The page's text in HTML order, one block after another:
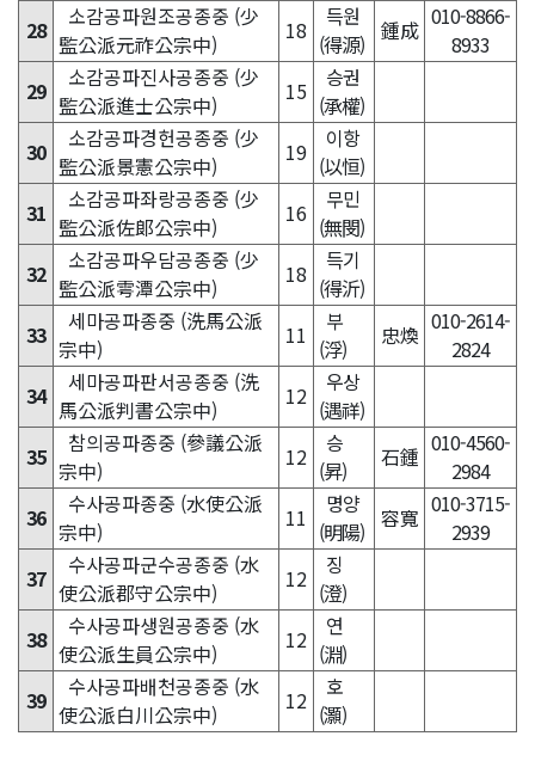
28
소감공파원조공종중 (少
監公派元祚公宗中)
18
득원
(得源) 鍾成 010-8866-
8933
29
소감공파진사공종중 (少
監公派進士公宗中)
15
승권
(承權)
30
소감공파경헌공종중 (少
監公派景憲公宗中)
19
이항
(以恒)
31
소감공파좌랑공종중 (少
監公派佐郞公宗中)
16
무민
(無閔)
32
소감공파우담공종중 (少
監公派雩潭公宗中)
18
득기
(得沂)
33
세마공파종중 (洗馬公派
宗中)
11
부
(浮)
忠煥 010-2614-
2824
34
세마공파판서공종중 (洗
馬公派判書公宗中)
12
우상
(遇祥)
35
참의공파종중 (參議公派
宗中)
12
승
(昇)
石鍾 010-4560-
2984
36
수사공파종중 (水使公派
宗中)
11
명양
(明陽) 容寬 010-3715-
2939
37
수사공파군수공종중 (水
使公派郡守公宗中)
12
징
(澄)
38
수사공파생원공종중 (水
使公派生員公宗中)
12
연
(淵)
39
수사공파배천공종중 (水
使公派白川公宗中)
12
호
(灝)